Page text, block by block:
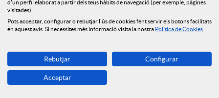
l
a
c
a
t
d
o
A
d
o
r
Canal denúncies
Descarrega-la ara
Banca MOBILE
© Grup Caixa Enginyers 2026
d'un perfil elaborat a partir dels teus hàbits de navegació (per exemple, pàgines
visitades).
Pots acceptar, configurar o rebutjar l'ús de cookies fent servir els botons facilitats
en aquest avís. Si necessites més informació visita la nostra Política de Cookies
Rebutjar Configurar
Acceptar